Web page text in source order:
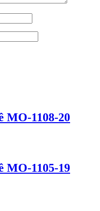
MO-1108-20
MO-1105-19